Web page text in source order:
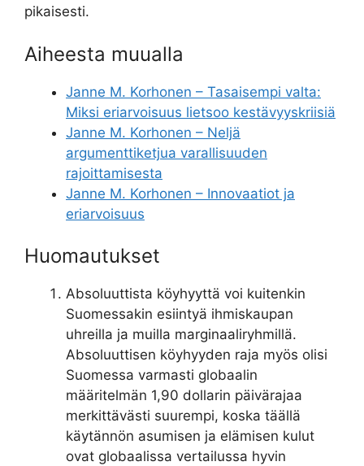
pikaisesti.
Aiheesta muualla
Janne M. Korhonen – Tasaisempi valta:
Miksi eriarvoisuus lietsoo kestävyyskriisiä
Janne M. Korhonen – Neljä
argumenttiketjua varallisuuden
rajoittamisesta
Janne M. Korhonen – Innovaatiot ja
eriarvoisuus
Huomautukset
Absoluuttista köyhyyttä voi kuitenkin
Suomessakin esiintyä ihmiskaupan
uhreilla ja muilla marginaaliryhmillä.
Absoluuttisen köyhyyden raja myös olisi
Suomessa varmasti globaalin
määritelmän 1,90 dollarin päivärajaa
merkittävästi suurempi, koska täällä
käytännön asumisen ja elämisen kulut
ovat globaalissa vertailussa hyvin